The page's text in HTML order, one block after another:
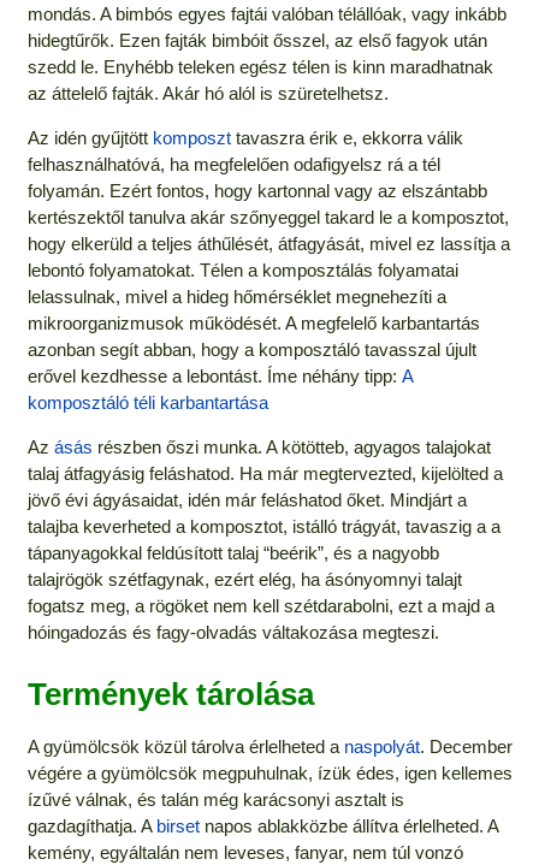
mondás. A bimbós egyes fajtái valóban télállóak, vagy inkább
hidegtűrők. Ezen fajták bimbóit ősszel, az első fagyok után
szedd le. Enyhébb teleken egész télen is kinn maradhatnak
az áttelelő fajták. Akár hó alól is szüretelhetsz.
Az idén gyűjtött komposzttavaszra érik e, ekkorra válik
felhasználhatóvá, ha megfelelően odafigyelsz rá a tél
folyamán. Ezért fontos, hogy kartonnal vagy az elszántabb
kertészektől tanulva akár szőnyeggel takard le a komposztot,
hogy elkerüld a teljes áthűlését, átfagyását, mivel ez lassítja a
lebontó folyamatokat. Télen a komposztálás folyamatai
lelassulnak, mivel a hideg hőmérséklet megnehezíti a
mikroorganizmusok működését. A megfelelő karbantartás
azonban segít abban, hogy a komposztáló tavasszal újult
erővel kezdhesse a lebontást. Íme néhány tipp: A
komposztáló téli karbantartása
Az ásás részben őszi munka. A kötötteb, agyagos talajokat
talaj átfagyásig feláshatod. Ha már megtervezted, kijelölted a
jövő évi ágyásaidat, idén már feláshatod őket. Mindjárt a
talajba keverheted a komposztot, istálló trágyát, tavaszig a a
tápanyagokkal feldúsított talaj “beérik”, és a nagyobb
talajrögök szétfagynak, ezért elég, ha ásónyomnyi talajt
fogatsz meg, a rögöket nem kell szétdarabolni, ezt a majd a
hóingadozás és fagy-olvadás váltakozása megteszi.
Termények tárolása
A gyümölcsök közül tárolva érlelheted a naspolyát. December
végére a gyümölcsök megpuhulnak, ízük édes, igen kellemes
ízűvé válnak, és talán még karácsonyi asztalt is
gazdagíthatja. A birsetnapos ablakközbe állítva érlelheted. A
kemény, egyáltalán nem leveses, fanyar, nem túl vonzó